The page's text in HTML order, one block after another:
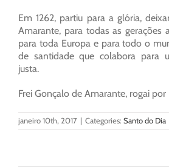
Em 1262, partiu para a glória,
Amarante, para todas as gerações
para toda Europa e para todo o
de santidade que colabora para
justa.
Frei Gonçalo de Amarante, rogai por
janeiro 10th, 2017 | Categories: Santo do Dia